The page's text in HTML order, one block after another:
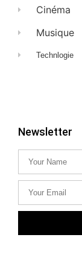
Cinéma
Musique
Technlogie
Newsletter